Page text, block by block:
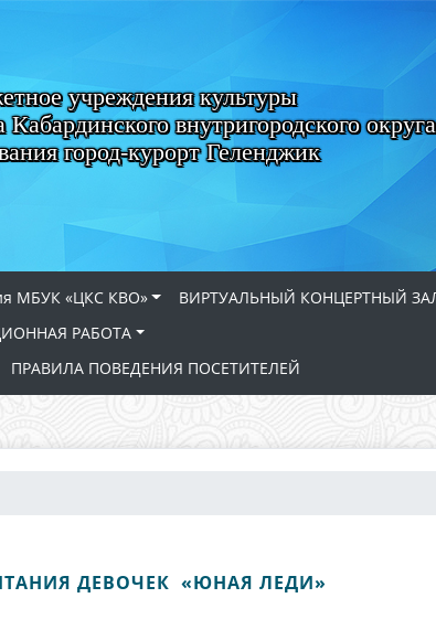
учреждения культуры
внутригородского
город-курорт Геленджик
МБУК «ЦКС КВО» ВИРТУАЛЬНЫЙ КОНЦЕРТНЫЙ
РАБОТА
ПРАВИЛА ПОВЕДЕНИЯ ПОСЕТИТЕЛЕЙ
ДЕВОЧЕК «ЮНАЯ ЛЕДИ»